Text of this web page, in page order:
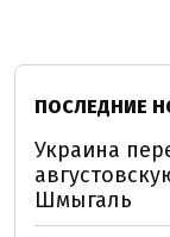
ПОСЛЕДНИЕ
Украина
Шмыгаль